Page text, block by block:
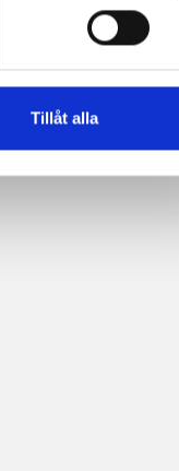
Tillåt alla